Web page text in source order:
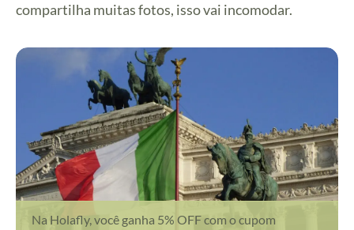
compartilha muitas fotos, isso vai incomodar.
Na Holafly, você ganha 5% OFF com o cupom